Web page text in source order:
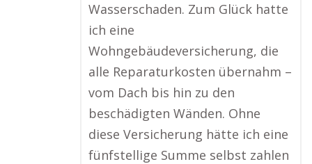
Wasserschaden. Zum Glück hatte
ich eine
Wohngebäudeversicherung, die
alle Reparaturkosten übernahm –
vom Dach bis hin zu den
beschädigten Wänden. Ohne
diese Versicherung hätte ich eine
fünfstellige Summe selbst zahlen